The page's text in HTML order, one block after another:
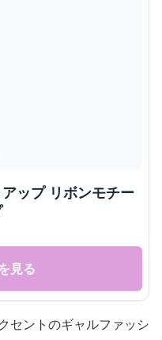
ップ リボンモチー
見る
セントのギャルファッシ